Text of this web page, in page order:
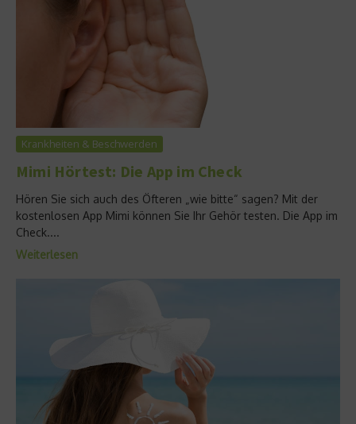
Krankheiten & Beschwerden
Mimi Hörtest: Die App im Check
Hören Sie sich auch des Öfteren „wie bitte“ sagen? Mit der
kostenlosen App Mimi können Sie Ihr Gehör testen. Die App im
Check....
Weiterlesen